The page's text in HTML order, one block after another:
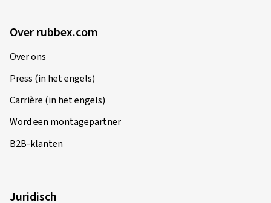
Over rubbex.com
Over ons
Press (in het engels)
Carrière (in het engels)
Word een montagepartner
B2B-klanten
Juridisch